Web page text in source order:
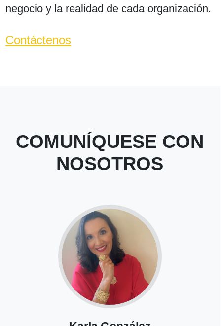
negocio y la realidad de cada organización.
Contáctenos
COMUNÍQUESE CON
NOSOTROS